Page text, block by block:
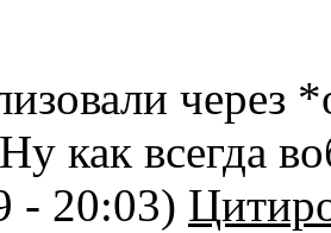
через
как всегда
- 20:03)